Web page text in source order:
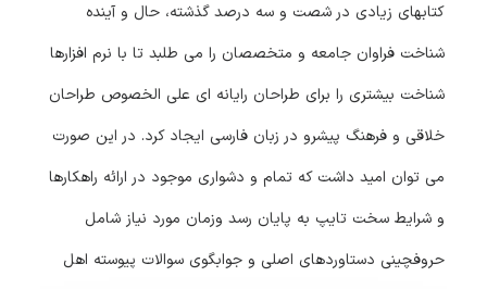
کتابهای زیادی در شصت و سه درصد گذشته، حال و آینده
شناخت فراوان جامعه و متخصصان را می طلبد تا با نرم افزارها
شناخت بیشتری را برای طراحان رایانه ای علی الخصوص طراحان
خلاقی و فرهنگ پیشرو در زبان فارسی ایجاد کرد. در این صورت
می توان امید داشت که تمام و دشواری موجود در ارائه راهکارها
و شرایط سخت تایپ به پایان رسد وزمان مورد نیاز شامل
حروفچینی دستاوردهای اصلی و جوابگوی سوالات پیوسته اهل